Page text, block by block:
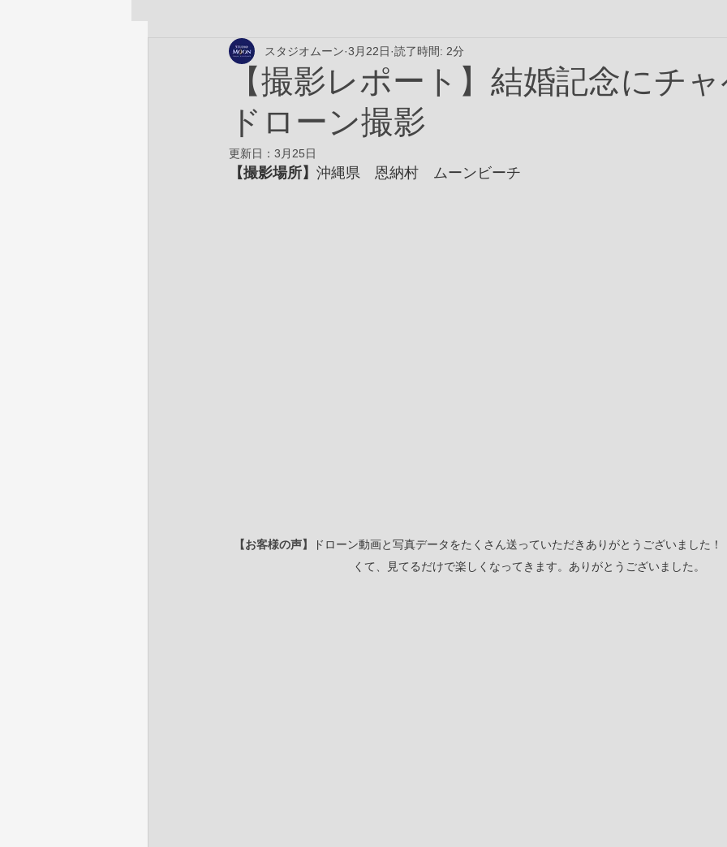
【撮影レポート】結婚記念にチ
ドローン撮影
スタジオムーン 3月22日 読了時間: 2分
更新日： 3月25日
【撮影場所】 沖縄県　恩納村　ムーンビーチ
【お客様の声】
ドローン動画と写真データをたくさん送っていただきありがとうございました
くて、見てるだけで楽しくなってきます。ありがとうございました。